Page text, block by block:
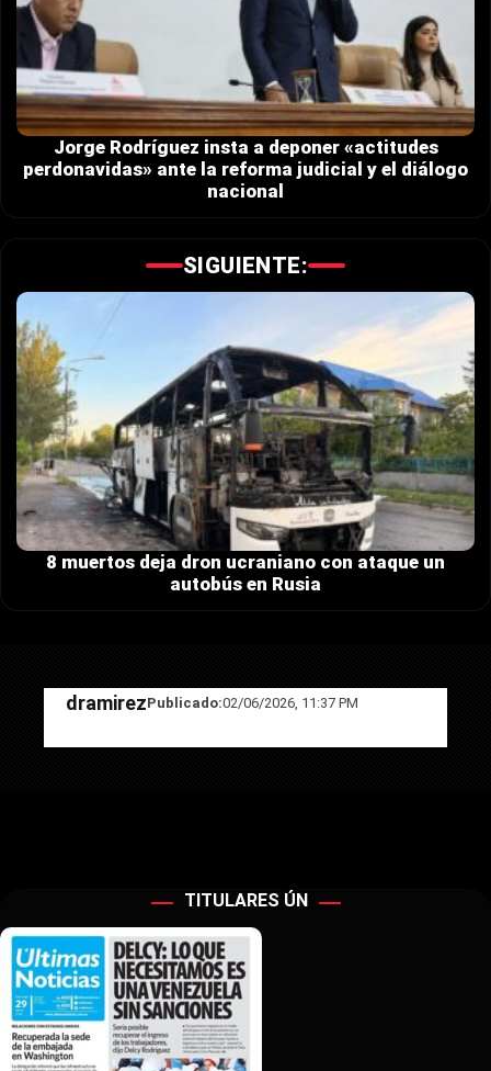
Jorge Rodríguez insta a deponer «actitudes
perdonavidas» ante la reforma judicial y el diálogo
nacional
SIGUIENTE:
8 muertos deja dron ucraniano con ataque un
autobús en Rusia
dramirezPublicado:02/06/2026, 11:37 PM
TITULARES ÚN